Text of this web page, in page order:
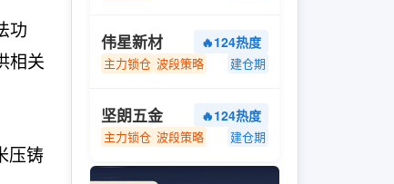
功
相关
压铸
伟星新材 🔥124热度
主力锁仓 波段策略 建仓期
坚朗五金 🔥124热度
主力锁仓 波段策略 建仓期